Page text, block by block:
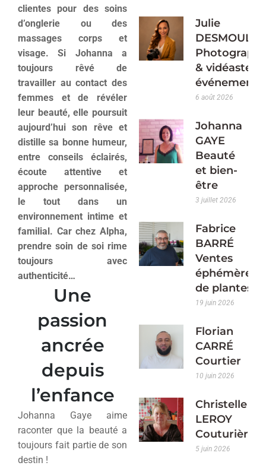
clientes pour des soins
d’onglerie ou des
massages corps et
visage. Si Johanna a
toujours rêvé de
travailler au contact des
femmes et de révéler
leur beauté, elle poursuit
aujourd’hui son rêve et
distille sa bonne humeur,
entre conseils éclairés,
écoute attentive et
approche personnalisée,
le tout dans un
environnement intime et
familial. Car chez Alpha,
prendre soin de soi rime
toujours avec
authenticité…
Une
passion
ancrée
depuis
l’enfance
Johanna Gaye aime
raconter que la beauté a
toujours fait partie de son
destin !
Julie
& vidéaste
6 août 2026
Johanna
GAYE
Beauté
et bien-
être
3 juillet 2026
Fabrice
BARRÉ
Ventes
éphémères
de plantes
19 juin 2026
Florian
CARRÉ
Courtier
10 juin 2026
Christelle
LEROY
Couturière
5 juin 2026